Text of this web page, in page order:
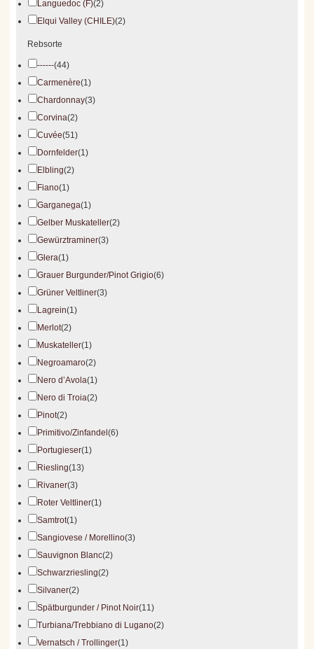
Languedoc (F)(2)
Elqui Valley (CHILE)(2)
Rebsorte
------(44)
Carmenère(1)
Chardonnay(3)
Corvina(2)
Cuvée(51)
Dornfelder(1)
Elbling(2)
Fiano(1)
Garganega(1)
Gelber Muskateller(2)
Gewürztraminer(3)
Glera(1)
Grauer Burgunder/Pinot Grigio(6)
Grüner Veltliner(3)
Lagrein(1)
Merlot(2)
Muskateller(1)
Negroamaro(2)
Nero d’Avola(1)
Nero di Troia(2)
Pinot(2)
Primitivo/Zinfandel(6)
Portugieser(1)
Riesling(13)
Rivaner(3)
Roter Veltliner(1)
Samtrot(1)
Sangiovese / Morellino(3)
Sauvignon Blanc(2)
Schwarzriesling(2)
Silvaner(2)
Spätburgunder / Pinot Noir(11)
Turbiana/Trebbiano di Lugano(2)
Vernatsch / Trollinger(1)